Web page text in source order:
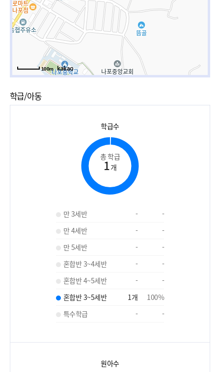
100m
학급/아동
학급수
총 학급
1개
만 3세반 -
-
만 4세반
-
-
만 5세반
-
-
혼합반 3~4세반
-
-
혼합반 4~5세반
-
-
혼합반 3~5세반
1개 100%
특수학급
- -
원아수